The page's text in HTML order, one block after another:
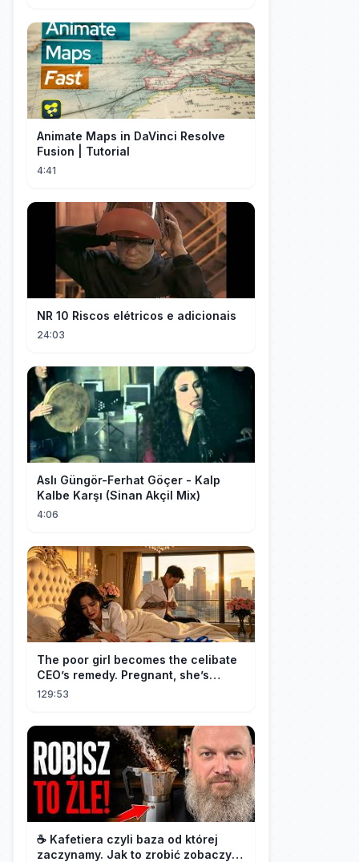
Animate Maps in DaVinci Resolve
Fusion | Tutorial
4:41
NR 10 Riscos elétricos e adicionais
24:03
Aslı Güngör-Ferhat Göçer - Kalp
Kalbe Karşı (Sinan Akçil Mix)
4:06
The poor girl becomes the celibate
CEO’s remedy. Pregnant, she’s
brought to his mansion and spoiled.
129:53
☕️ Kafetiera czyli baza od której
zaczynamy. Jak to zrobić zobaczysz